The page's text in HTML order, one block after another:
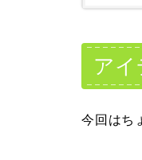
ア
今回はち